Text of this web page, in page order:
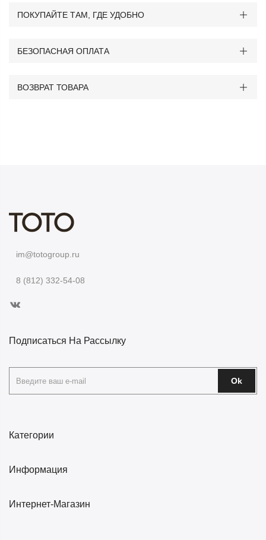
ПОКУПАЙТЕ ТАМ, ГДЕ УДОБНО
БЕЗОПАСНАЯ ОПЛАТА
ВОЗВРАТ ТОВАРА
im@totogroup.ru
8 (812) 332-54-08
Категории
Информация
Интернет-Магазин
Подписаться На Рассылку
Ok